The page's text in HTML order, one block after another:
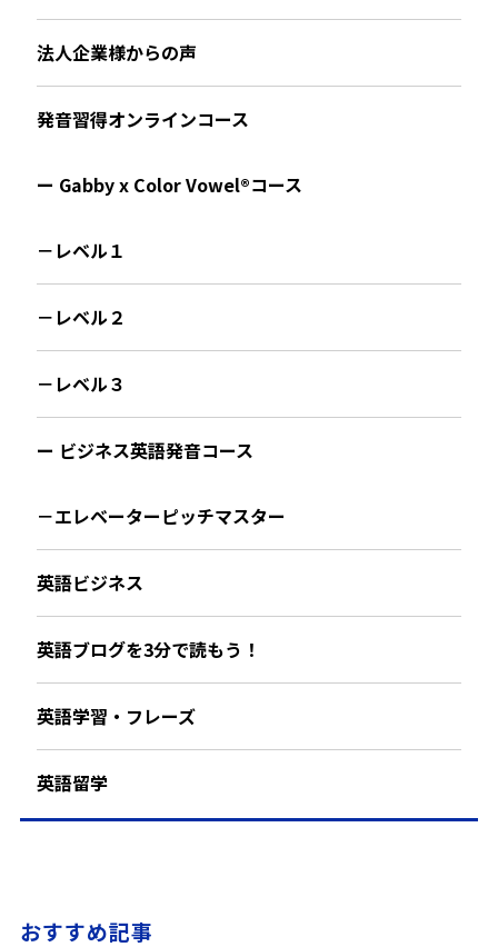
法人企業様からの声
発音習得オンラインコース
ー Gabby x Color Vowel®︎コース
－レベル１
－レベル２
－レベル３
ー ビジネス英語発音コース
－エレベーターピッチマスター
英語ビジネス
英語ブログを3分で読もう！
英語学習・フレーズ
英語留学
おすすめ記事